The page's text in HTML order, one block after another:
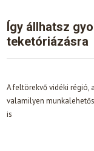
Így állhatsz
teketóriázásra
A feltörekvő vidéki régió,
valamilyen
is